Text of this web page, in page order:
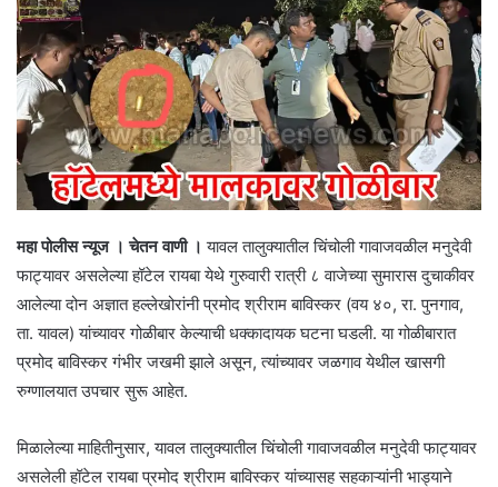
महा पोलीस न्यूज । चेतन वाणी । यावल तालुक्यातील चिंचोली गावाजवळील मनुदेवी
फाट्यावर असलेल्या हॉटेल रायबा येथे गुरुवारी रात्री ८ वाजेच्या सुमारास दुचाकीवर
आलेल्या दोन अज्ञात हल्लेखोरांनी प्रमोद श्रीराम बाविस्कर (वय ४०, रा. पुनगाव,
ता. यावल) यांच्यावर गोळीबार केल्याची धक्कादायक घटना घडली. या गोळीबारात
प्रमोद बाविस्कर गंभीर जखमी झाले असून, त्यांच्यावर जळगाव येथील खासगी
रुग्णालयात उपचार सुरू आहेत.
मिळालेल्या माहितीनुसार, यावल तालुक्यातील चिंचोली गावाजवळील मनुदेवी फाट्यावर
असलेली हॉटेल रायबा प्रमोद श्रीराम बाविस्कर यांच्यासह सहकाऱ्यांनी भाड्याने